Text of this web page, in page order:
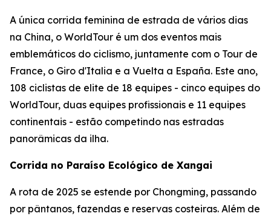
A única corrida feminina de estrada de vários dias
na China, o WorldTour é um dos eventos mais
emblemáticos do ciclismo, juntamente com o Tour de
France, o Giro d'Italia e a Vuelta a España. Este ano,
108 ciclistas de elite de 18 equipes - cinco equipes do
WorldTour, duas equipes profissionais e 11 equipes
continentais - estão competindo nas estradas
panorâmicas da ilha.
Corrida no Paraíso Ecológico de Xangai
A rota de 2025 se estende por Chongming, passando
por pântanos, fazendas e reservas costeiras. Além de